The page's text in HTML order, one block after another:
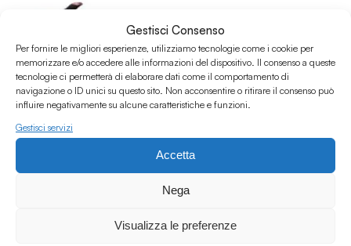
Gestisci Consenso
Per fornire le migliori esperienze, utilizziamo tecnologie come i cookie per
memorizzare e/o accedere alle informazioni del dispositivo. Il consenso a queste
tecnologie ci permetterà di elaborare dati come il comportamento di
navigazione o ID unici su questo sito. Non acconsentire o ritirare il consenso può
influire negativamente su alcune caratteristiche e funzioni.
Gestisci servizi
Accetta
Nega
Visualizza le preferenze
01.07.2026
Area Contaminata #232 w/ Alberto Simoni
Area Contaminata